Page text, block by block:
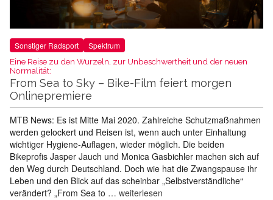
Sonstiger Radsport Spektrum
Eine Reise zu den Wurzeln, zur Unbeschwertheit und der neuen
Normalität:
From Sea to Sky – Bike-Film feiert morgen
Onlinepremiere
MTB News: Es ist Mitte Mai 2020. Zahlreiche Schutzmaßnahmen
werden gelockert und Reisen ist, wenn auch unter Einhaltung
wichtiger Hygiene-Auflagen, wieder möglich. Die beiden
Bikeprofis Jasper Jauch und Monica Gasbichler machen sich auf
den Weg durch Deutschland. Doch wie hat die Zwangspause ihr
Leben und den Blick auf das scheinbar „Selbstverständliche“
verändert? „From Sea to … weiterlesen